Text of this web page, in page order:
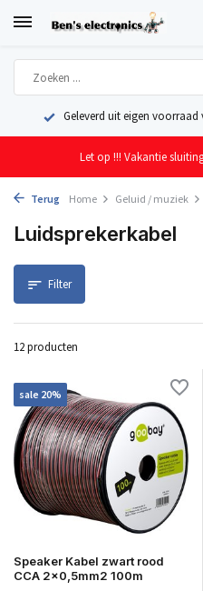
Geleverd uit eigen
Let op !!! Vakantie
Terug Home Geluid / muziek
Luidsprekerkabel
Filter
12 producten
sale 20%
Speaker Kabel zwart rood
CCA 2x0,5mm2 100m